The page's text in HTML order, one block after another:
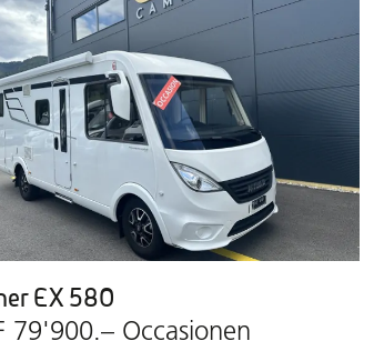
EX 580
79'900.– Occasionen